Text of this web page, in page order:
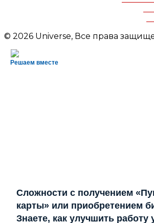
© 2026 Universe, Все права
Решаем вместе
Сложности с получением
карты» или приобретением
Знаете, как улучшить работу